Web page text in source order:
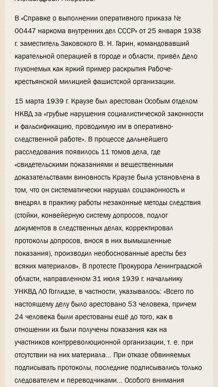
В «Справке о выполнении оперативного приказа №
00447 наркома внутренних дел СССР» от 25 января 1938
г. заместитель Заковского В. Н. Гарин, командовавший
карательной операцией в городе и области, привёл Дело
глухонемых как яркий пример раскрытия Рабоче-
крестьянской милицией фашистской организации.
15 марта 1939 г. Краузе был арестован Особым отделом
НКВД за «грубые нарушения социалистической законности
и фальсификацию, проводимую им в оперативно-
следственной работе». В процессе дальнейшего
расследования появилось 11 томов дела, где
«свидетельскими показаниями и вещественными
доказательствами виновность Краузе была установлена в
том, что он систематически нарушал соцзаконность и
внедрял в практику работы незаконные методы следствия
(стойки, конвейерную систему допросов, подлог
документов в следственных делах, корректировал
протоколы допросов, внося в них вымышленные
показания), производил необоснованные аресты без
всяких материалов». В протесте Прокурора Ленинградской
области, направленном 31 июля 1939 г. начальнику
УНКВД ЛО Гоглидзе, в частности, указывалось: «Всего по
настоящему делу было арестовано 53 человека, причем
24 человека были арестованы ещё до того, как в
отношении их были получены показания как на
участников контрреволюционной организации, т. е. при
отсутствии на них материала... При отказе обвиняемых
подписывать протоколы, последние подписывались только
следователем и переводчиками... Особого внимания